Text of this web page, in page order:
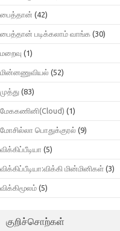
பைத்தான் (42)
பைத்தான் படிக்கலாம் வாங்க (30)
மறைவு (1)
மின்னணுவியல் (52)
முத்து (83)
மேககணினி(Cloud) (1)
மோசில்லா பொதுக்குரல் (9)
விக்கிப்பீடியா (5)
விக்கிப்பீடியா:விக்கி மின்மினிகள் (3)
விக்கிமூலம் (5)
குறிச்சொற்கள்